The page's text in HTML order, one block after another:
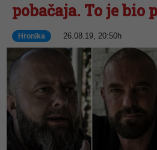
pobačaja. To je bio
Hronika 26.08.19, 20:50h